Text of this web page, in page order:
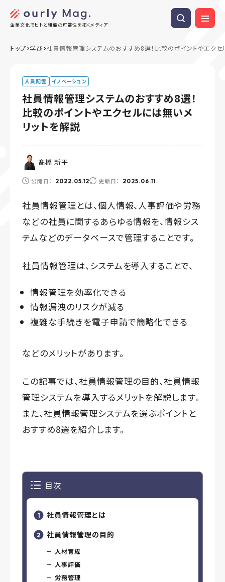
企業文化でヒトと組織の可能性を拓くメディア
トップ 学び 社員情報管理システムのおすすめ8選！比較のポイントやエクセ
人員配置 イノベーション
社員情報管理システムのおすすめ8選！
比較のポイントやエクセルには無いメ
リットを解説
髙橋 新平
公開日： 2022.05.12 更新日： 2025.06.11
社員情報管理とは、個人情報、人事評価や労務
などの社員に関するあらゆる情報を、情報シス
テムなどのデータベースで管理することです。
社員情報管理は、システムを導入することで、
情報管理を効率化できる
情報漏洩のリスクが減る
複雑な手続きを電子申請で簡略化できる
などのメリットがあります。
この記事では、社員情報管理の目的、社員情報
管理システムを導入するメリットを解説します。
また、社員情報管理システムを選ぶポイントと
おすすめ8選を紹介します。
目次
社員情報管理とは
社員情報管理の目的
人材育成
人事評価
労務管理